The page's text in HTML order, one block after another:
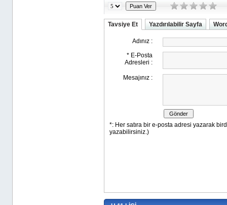
Tavsiye Et Yazdırılabilir Sayfa